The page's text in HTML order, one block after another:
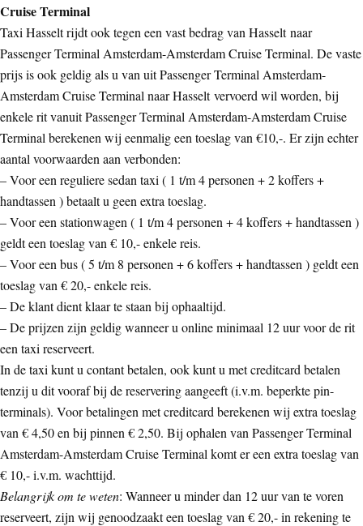
Cruise Terminal
Taxi Hasselt rijdt ook tegen een vast bedrag van Hasselt naar
Passenger Terminal Amsterdam-Amsterdam Cruise Terminal. De vaste
prijs is ook geldig als u van uit Passenger Terminal Amsterdam-
Amsterdam Cruise Terminal naar Hasselt vervoerd wil worden, bij
enkele rit vanuit Passenger Terminal Amsterdam-Amsterdam Cruise
Terminal berekenen wij eenmalig een toeslag van €10,-. Er zijn echter
aantal voorwaarden aan verbonden:
– Voor een reguliere sedan taxi ( 1 t/m 4 personen + 2 koffers +
handtassen ) betaalt u geen extra toeslag.
– Voor een stationwagen ( 1 t/m 4 personen + 4 koffers + handtassen )
geldt een toeslag van € 10,- enkele reis.
– Voor een bus ( 5 t/m 8 personen + 6 koffers + handtassen ) geldt een
toeslag van € 20,- enkele reis.
– De klant dient klaar te staan bij ophaaltijd.
– De prijzen zijn geldig wanneer u online minimaal 12 uur voor de rit
een taxi reserveert.
In de taxi kunt u contant betalen, ook kunt u met creditcard betalen
tenzij u dit vooraf bij de reservering aangeeft (i.v.m. beperkte pin-
terminals). Voor betalingen met creditcard berekenen wij extra toeslag
van € 4,50 en bij pinnen € 2,50. Bij ophalen van Passenger Terminal
Amsterdam-Amsterdam Cruise Terminal komt er een extra toeslag van
€ 10,- i.v.m. wachttijd.
Belangrijk om te weten: Wanneer u minder dan 12 uur van te voren
reserveert, zijn wij genoodzaakt een toeslag van € 20,- in rekening te